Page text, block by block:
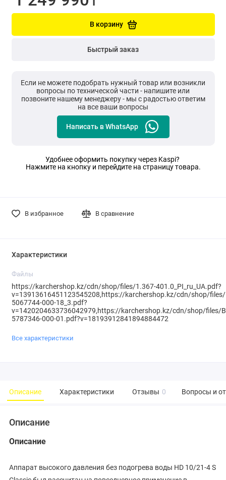
В корзину
Быстрый заказ
Если не можете подобрать нужный товар или возникли
вопросы по технической части - напишите или
позвоните нашему менеджеру - мы с радостью ответим
на все ваши вопросы
Написать в WhatsApp
Удобнее оформить покупку через Kaspi?
Нажмите на кнопку и перейдите на страницу товара.
В избранное В сравнение
Характеристики
Файлы
https://karchershop.kz/cdn/shop/files/1.367-401.0_PI_ru_UA.pdf?
v=13913616451123545208,https://karchershop.kz/cdn/shop/files/
5067744-000-18_3.pdf?
v=1420204633736042979,https://karchershop.kz/cdn/shop/files/
5787346-000-01.pdf?v=18193912841894884472
Все характеристики
Описание Характеристики Отзывы 0 Вопросы и
Описание
Описание
Аппарат высокого давления без подогрева воды HD 10/21-4 S